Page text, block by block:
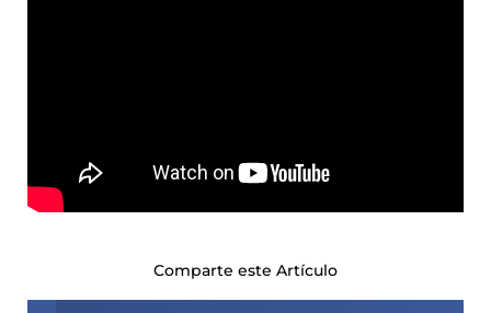
Comparte este Artículo